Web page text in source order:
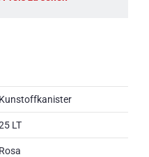
Kunstoffkanister
LT
Rosa